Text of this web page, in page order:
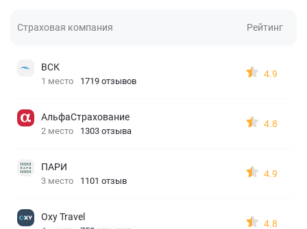
Страховая компания Рейтинг
ВСК
1 место 1719 отзывов
4.9
АльфаСтрахование
2 место 1303 отзыва
4.8
ПАРИ
3 место 1101 отзыв
4.9
Oxy Travel
4.8